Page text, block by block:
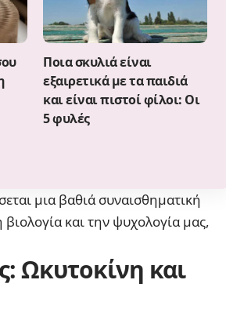
Ποια σκυλιά είναι
εξαιρετικά με τα παιδιά
και είναι πιστοί φίλοι: Οι
5 φυλές
μια βαθιά συναισθηματική
και την ψυχολογία μας,
Ωκυτοκίνη και